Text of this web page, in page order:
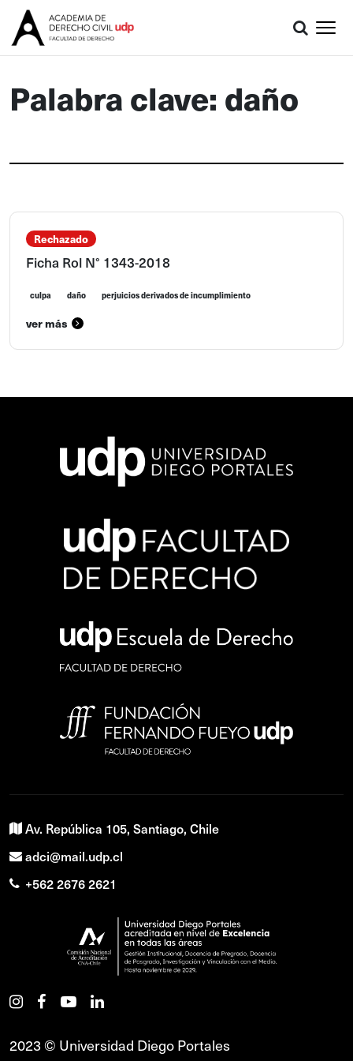
Palabra clave: daño
Rechazado
Ficha Rol N° 1343-2018
culpa daño perjuicios derivados de incumplimiento
ver más
Av. República 105, Santiago, Chile
adci@mail.udp.cl
+562 2676 2621
2023 © Universidad Diego Portales